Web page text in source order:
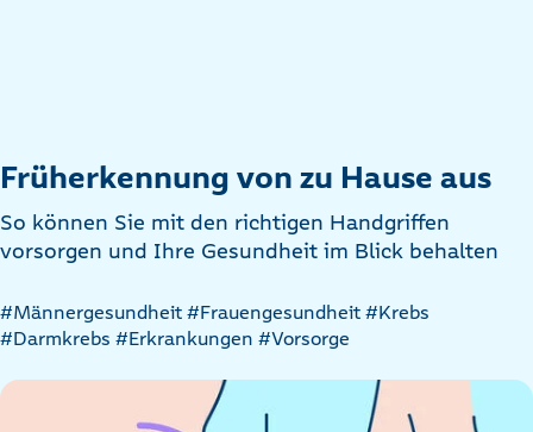
Früherkennung von zu Hause aus
So können Sie mit den richtigen Handgriffen
vorsorgen und Ihre Gesundheit im Blick behalten
Artikel
nach
filtern
#Männergesundheit #Frauengesundheit #Krebs
#Darmkrebs #Erkrankungen #Vorsorge